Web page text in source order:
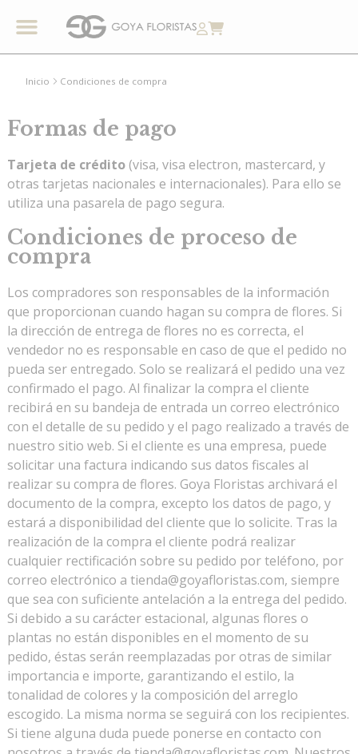
Inicio Condiciones de compra
Formas de pago
Tarjeta de crédito(visa, visa electron, mastercard, y
otras tarjetas nacionales e internacionales). Para ello se
utiliza una pasarela de pago segura.
Condiciones de proceso de
compra
Los compradores son responsables de la información
que proporcionan cuando hagan su compra de flores. Si
la dirección de entrega de flores no es correcta, el
vendedor no es responsable en caso de que el pedido no
pueda ser entregado. Solo se realizará el pedido una vez
confirmado el pago. Al finalizar la compra el cliente
recibirá en su bandeja de entrada un correo electrónico
con el detalle de su pedido y el pago realizado a través de
nuestro sitio web. Si el cliente es una empresa, puede
solicitar una factura indicando sus datos fiscales al
realizar su compra de flores. Goya Floristas archivará el
documento de la compra, excepto los datos de pago, y
estará a disponibilidad del cliente que lo solicite. Tras la
realización de la compra el cliente podrá realizar
cualquier rectificación sobre su pedido por teléfono, por
correo electrónico a tienda@goyafloristas.com, siempre
que sea con suficiente antelación a la entrega del pedido.
Si debido a su carácter estacional, algunas flores o
plantas no están disponibles en el momento de su
pedido, éstas serán reemplazadas por otras de similar
importancia e importe, garantizando el estilo, la
tonalidad de colores y la composición del arreglo
escogido. La misma norma se seguirá con los recipientes.
Si tiene alguna duda puede ponerse en contacto con